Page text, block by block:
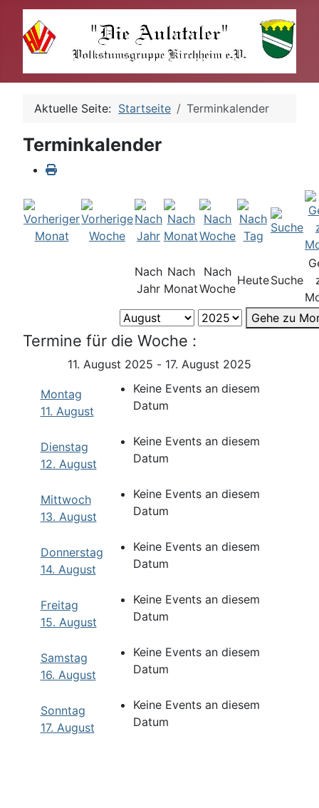
Aktuelle Seite: Startseite Terminkalender
Terminkalender
Nach
Jahr
Nach
Monat
Nach
Woche
HeuteSuche
Gehe zu
Termine für die Woche :
11. August 2025 - 17. August 2025
Montag
11. August
Keine Events an diesem
Datum
Dienstag
12. August
Keine Events an diesem
Datum
Mittwoch
13. August
Keine Events an diesem
Datum
Donnerstag
14. August
Keine Events an diesem
Datum
Freitag
15. August
Keine Events an diesem
Datum
Samstag
16. August
Keine Events an diesem
Datum
Sonntag
17. August
Keine Events an diesem
Datum